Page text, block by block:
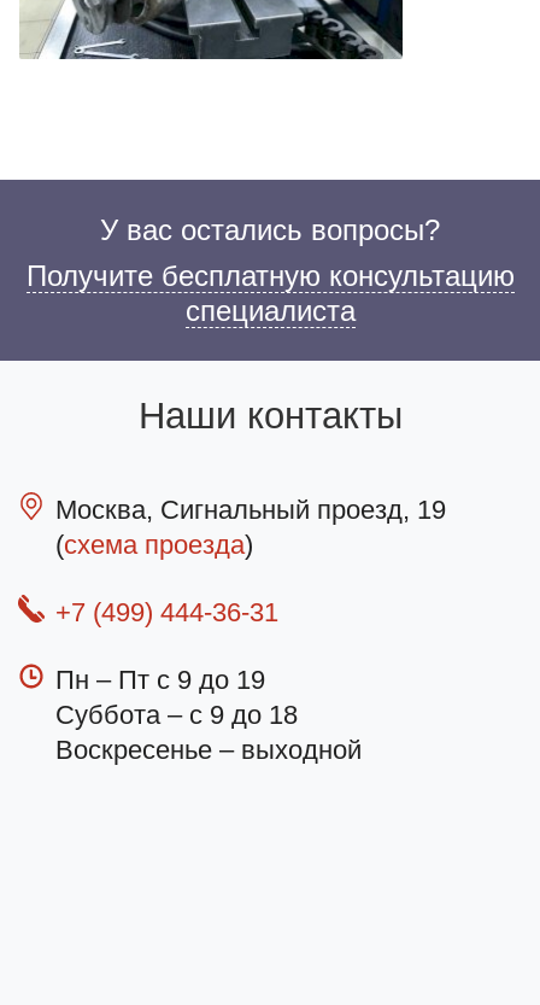
У вас остались вопросы?
Получите бесплатную консультацию
специалиста
Наши контакты
Москва, Сигнальный проезд, 19
(схема проезда)
+7 (499) 444-36-31
Пн – Пт с 9 до 19
Суббота – с 9 до 18
Воскресенье – выходной